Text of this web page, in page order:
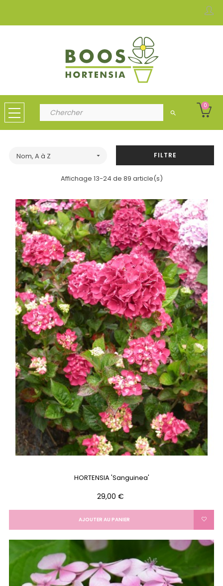
search
0
Nom, A à Z  FILTRE
Affichage 13-24 de 89 article(s)
HORTENSIA 'Sanguinea'
Prix
29,00 €
AJOUTER AU PANIER